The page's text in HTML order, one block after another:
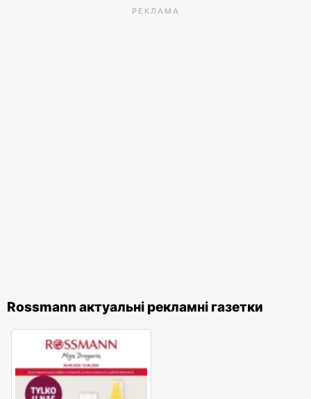
РЕКЛАМА
Rossmann актуальні рекламні газетки